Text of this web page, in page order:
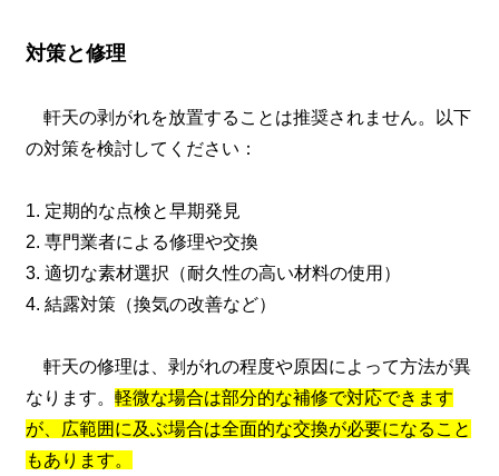
対策と修理
軒天の剥がれを放置することは推奨されません。以下
の対策を検討してください：
1. 定期的な点検と早期発見
2. 専門業者による修理や交換
3. 適切な素材選択（耐久性の高い材料の使用）
4. 結露対策（換気の改善など）
軒天の修理は、剥がれの程度や原因によって方法が異
なります。 軽微な場合は部分的な補修で対応できます
が、広範囲に及ぶ場合は全面的な交換が必要になること
もあります。